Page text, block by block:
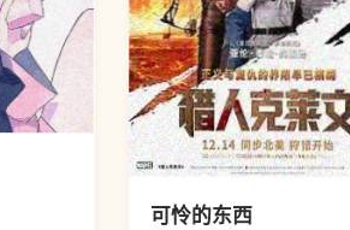
可怜的东西